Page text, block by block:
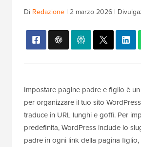
Di Redazione | 2 marzo 2026 |
Impostare pagine padre e figlio è
per organizzare il tuo sito
traduce in URL lunghi e goffi. Per
predefinita, WordPress include lo
padre in ogni link della pagina figlio,